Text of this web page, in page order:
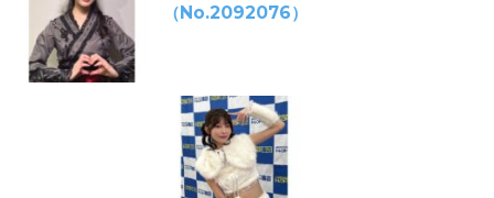
（No.2092076）